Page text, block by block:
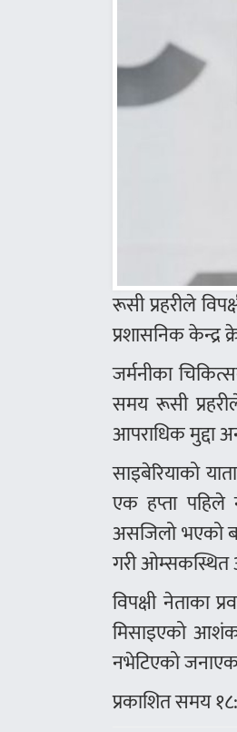
रूसी प्रहरीले
प्रशासनिक केन्द्र
जर्मनीका
समय रूसी
आपराधिक मुद्दा
साइबेरियाको
एक हप्ता पहिले
असजिलो भएको
गरी ओम्सकस्थित
विपक्षी नेताका
मिसाइएको
नभेटिएको
प्रकाशित समय